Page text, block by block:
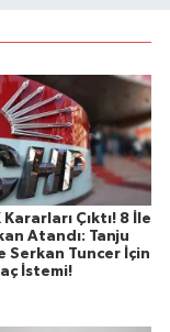
Kararları Çıktı! 8 İle
Atandı: Tanju
Serkan Tuncer İçin
İstemi!